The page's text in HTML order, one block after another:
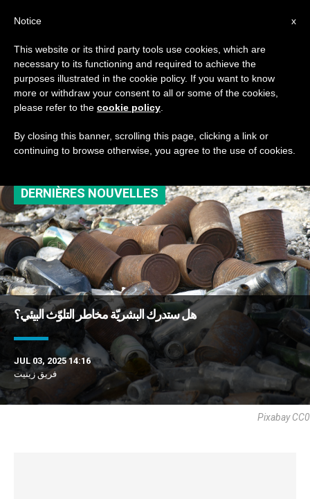
TAG
Posts Tagged ‘احترام
البيئة’
DERNIÈRES NOUVELLES
هل ستدرك البشريّة مخاطر التلوّث البيئي؟
JUL 03, 2025 14:16
فريق زينيت
Pixabay CC0
x
Notice
This website or its third party tools use cookies, which are
necessary to its functioning and required to achieve the
purposes illustrated in the cookie policy. If you want to know
more or withdraw your consent to all or some of the cookies,
please refer to the cookie policy
By closing this banner, scrolling this page, clicking a link or
continuing to browse otherwise, you agree to the use of cookies.